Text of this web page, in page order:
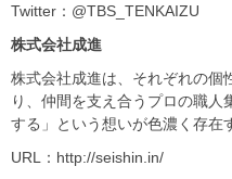
Twitter：@TBS_TENKAIZU
株式会社成進
株式会社成進は、それぞれの個
り、仲間を支え合うプロの職人
する」という想いが色濃く存在
URL：http://seishin.in/